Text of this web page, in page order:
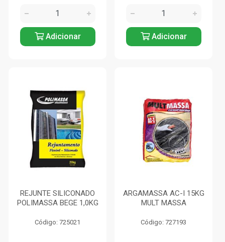
Adicionar Adicionar
REJUNTE SILICONADO
POLIMASSA BEGE 1,0KG
Código: 725021
ARGAMASSA AC-I 15KG
MULT MASSA
Código: 727193